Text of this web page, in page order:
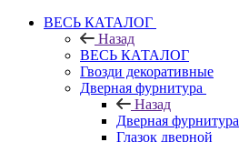
ВЕСЬ КАТАЛОГ
Назад
ВЕСЬ КАТАЛОГ
Гвозди декоративные
Дверная фурнитура
Назад
Дверная фурнитура
Глазок дверной